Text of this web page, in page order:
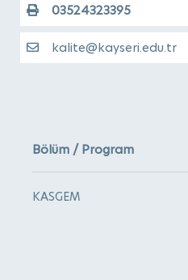
03524323395
kalite@kayseri.edu.tr
Bölüm / Program
KASGEM